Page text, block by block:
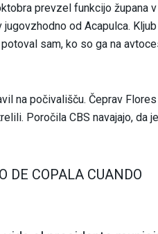
prevzel funkcijo župana
od Acapulca.
sam, ko so ga na
na počivališču. Čeprav
Poročila CBS navajajo, da
DE COPALA CUANDO